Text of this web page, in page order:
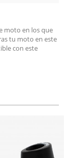
moto en los que
tu moto en este
con este